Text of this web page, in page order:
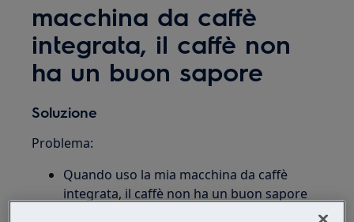
macchina da caffè
integrata, il caffè non
ha un buon sapore
Soluzione
Problema:
Quando uso la mia macchina da caffè
integrata, il caffè non ha un buon sapore